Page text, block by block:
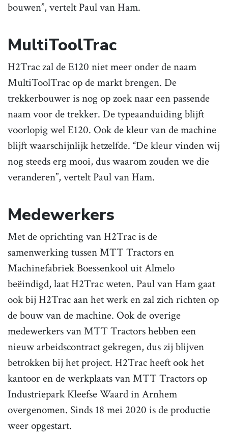
bouwen”, vertelt Paul van Ham.
MultiToolTrac
H2Trac zal de E120 niet meer onder de naam
MultiToolTrac op de markt brengen. De
trekkerbouwer is nog op zoek naar een passende
naam voor de trekker. De typeaanduiding blijft
voorlopig wel E120. Ook de kleur van de machine
blijft waarschijnlijk hetzelfde. “De kleur vinden wij
nog steeds erg mooi, dus waarom zouden we die
veranderen”, vertelt Paul van Ham.
Medewerkers
Met de oprichting van H2Trac is de
samenwerking tussen MTT Tractors en
Machinefabriek Boessenkool uit Almelo
beëindigd, laat H2Trac weten. Paul van Ham gaat
ook bij H2Trac aan het werk en zal zich richten op
de bouw van de machine. Ook de overige
medewerkers van MTT Tractors hebben een
nieuw arbeidscontract gekregen, dus zij blijven
betrokken bij het project. H2Trac heeft ook het
kantoor en de werkplaats van MTT Tractors op
Industriepark Kleefse Waard in Arnhem
overgenomen. Sinds 18 mei 2020 is de productie
weer opgestart.